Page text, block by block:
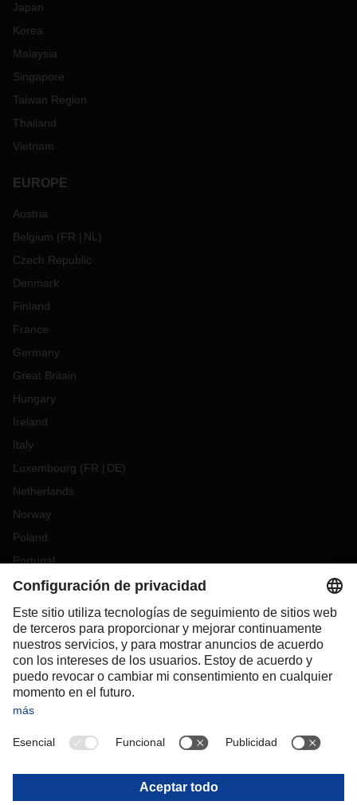
Japan
Korea
Malaysia
Singapore
Taiwan Region
Thailand
Vietnam
EUROPE
Austria
Belgium (FR NL )
Czech Republic
Denmark
Finland
France
Germany
Great Britain
Hungary
Ireland
Italy
Luxembourg (FR DE)
Netherlands
Norway
Poland
Portugal
Romania
Slovakia
Spain
Sweden
Switzerland(DE FR)
Turkey
OCEANIA